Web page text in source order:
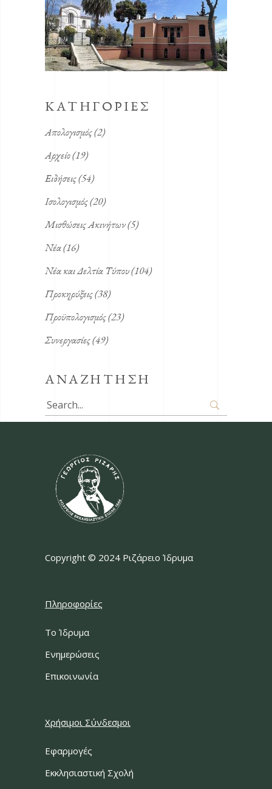
ΚΑΤΗΓΟΡΙΕΣ
Απολογισμός(2)
Αρχείο(19)
Ειδήσεις(54)
Ισολογισμός(20)
Μισθώσεις Ακινήτων(5)
Νέα(16)
Νέα και Δελτία Τύπου(104)
Προκηρύξεις(38)
Προϋπολογισμός(23)
Συνεργασίες(49)
ΑΝΑΖΗΤΗΣΗ
Search
for:
Copyright © 2024 Ριζάρειο Ίδρυμα
Πληροφορίες
Το Ίδρυμα
Ενημερώσεις
Επικοινωνία
Χρήσιμοι Σύνδεσμοι
Εφαρμογές
Εκκλησιαστική Σχολή